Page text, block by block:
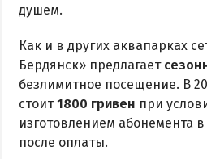
душем.
Как и в других аквапарках
Бердянск» предлагает
безлимитное посещение. В
стоит1800 гривен при
изготовлением абонемента
после оплаты.